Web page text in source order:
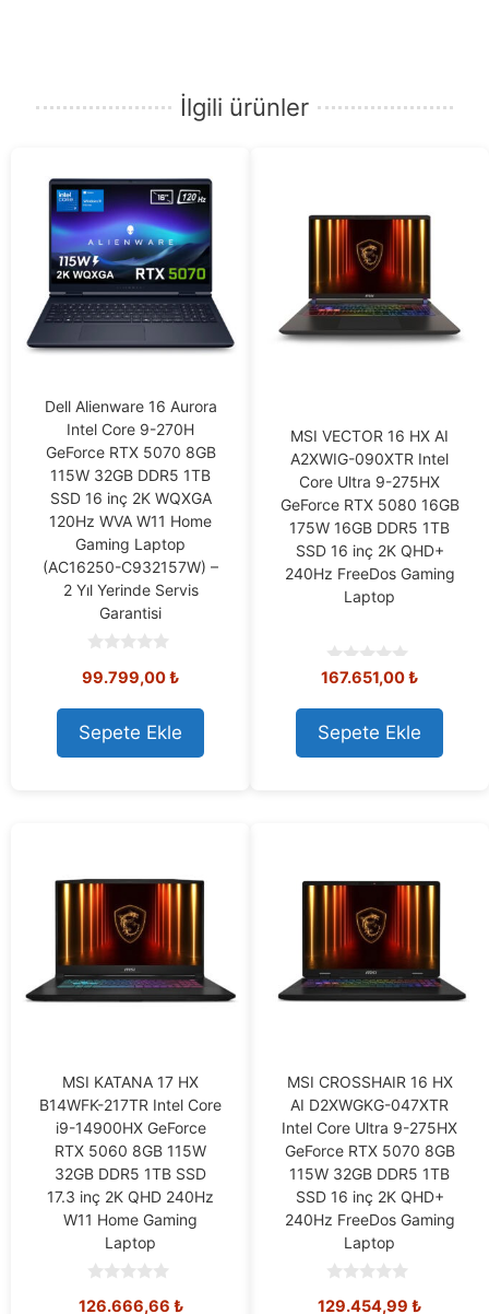
İlgili ürünler
Dell Alienware 16 Aurora
Intel Core 9-270H
GeForce RTX 5070 8GB
115W 32GB DDR5 1TB
SSD 16 inç 2K WQXGA
120Hz WVA W11 Home
Gaming Laptop
(AC16250-C932157W) –
2 Yıl Yerinde Servis
Garantisi
o
t
o
f
5
99.799,00₺
Sepete Ekle
MSI VECTOR 16 HX AI
A2XWIG-090XTR Intel
Core Ultra 9-275HX
GeForce RTX 5080 16GB
175W 16GB DDR5 1TB
SSD 16 inç 2K QHD+
240Hz FreeDos Gaming
Laptop
0
u
t
o
167.651,00₺
Sepete Ekle
MSI KATANA 17 HX
B14WFK-217TR Intel Core
i9-14900HX GeForce
RTX 5060 8GB 115W
32GB DDR5 1TB SSD
17.3 inç 2K QHD 240Hz
W11 Home Gaming
Laptop
o
126.666,66 ₺
MSI CROSSHAIR 16 HX
AI D2XWGKG-047XTR
Intel Core Ultra 9-275HX
GeForce RTX 5070 8GB
115W 32GB DDR5 1TB
SSD 16 inç 2K QHD+
240Hz FreeDos Gaming
Laptop
o
129.454,99 ₺